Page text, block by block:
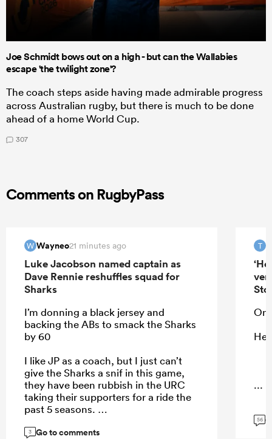
Joe Schmidt bows out on a high - but can the Wallabies
escape 'the twilight zone'?
The coach steps aside having made admirable progress
across Australian rugby, but there is much to be done
ahead of a home World Cup.
307
Comments on RugbyPass
W Wayneo21 minutes ago
Luke Jacobson named captain as
Dave Rennie reshuffles squad for
Sharks
I’m donning a black jersey and
backing the ABs to smack the Sharks
by 60
I like JP as a coach, but I just can’t
give the Sharks a snif in this game,
they have been rubbish in the URC
taking their supporters for a ride the
past 5 seasons.
3 Go to comments
T
On
He
...
56